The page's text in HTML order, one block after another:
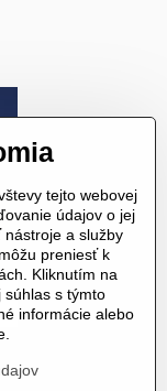
tejto webovej
údajov o jej
a služby
preniesť k
Kliknutím na
súhlas s týmto
informácie alebo